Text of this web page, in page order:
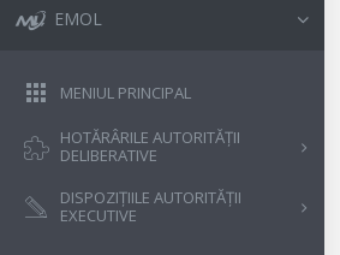
EMOL
MENIUL PRINCIPAL
HOTĂRÂRILE AUTORITĂȚII
DELIBERATIVE
DISPOZIȚIILE AUTORITĂȚII
EXECUTIVE